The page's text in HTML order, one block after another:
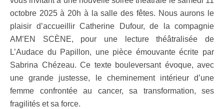
octobre 2025 à 20h à la salle des fêtes. Nous aurons le
plaisir d’accueillir Catherine Dufour, de la compagnie
AM’EN SCÈNE, pour une lecture théâtralisée de
L’Audace du Papillon, une pièce émouvante écrite par
Sabrina Chézeau. Ce texte bouleversant évoque, avec
une grande justesse, le cheminement intérieur d’une
femme confrontée au cancer, sa transformation, ses
fragilités et sa force.